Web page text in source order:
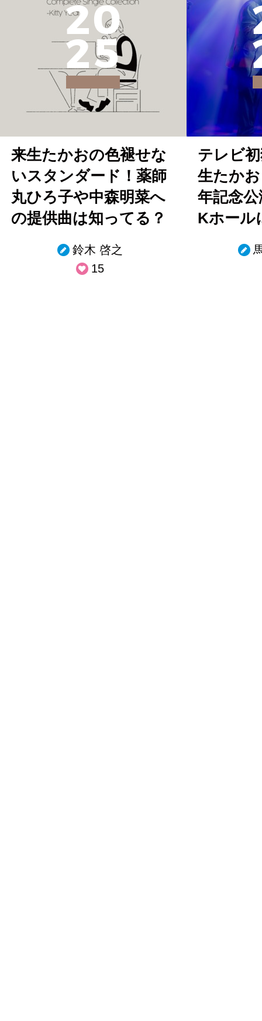
20
25
来生たかおの色褪せな
いスタンダード！薬師
丸ひろ子や中森明菜へ
の提供曲は知ってる？
鈴木 啓之
15
テレビ
生たか
年記念
Kホール